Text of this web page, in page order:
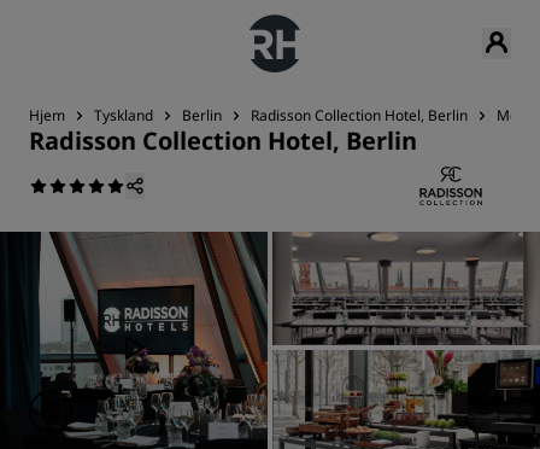
Hjem Tyskland Berlin Radisson Collection Hotel, Berlin
Radisson Collection Hotel, Berlin